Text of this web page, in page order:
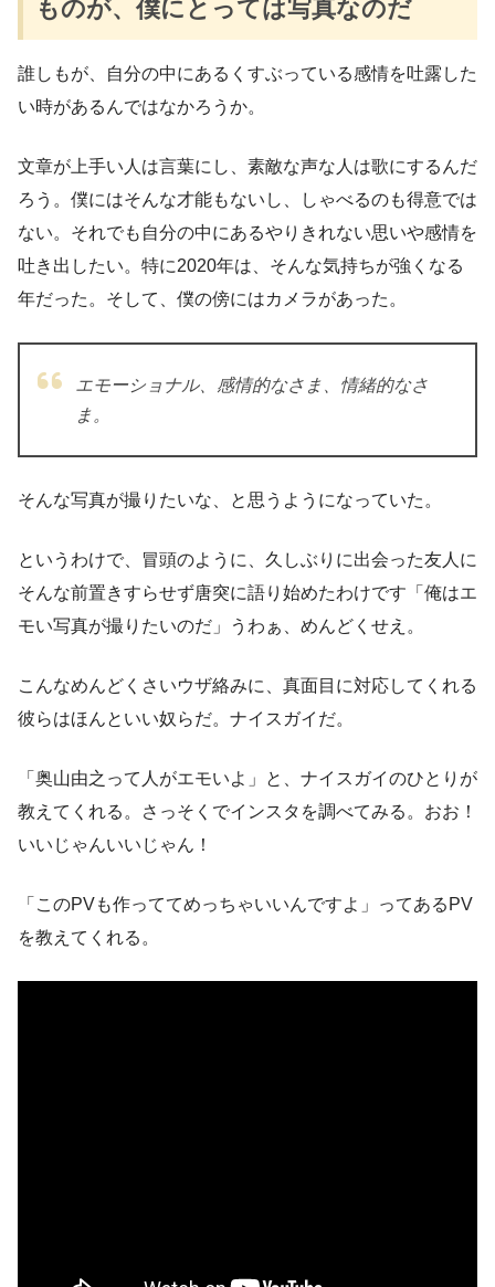
ものが、僕にとっては写真なのだ
誰しもが、自分の中にあるくすぶっている感情を吐露した
い時があるんではなかろうか。
文章が上手い人は言葉にし、素敵な声な人は歌にするんだ
ろう。僕にはそんな才能もないし、しゃべるのも得意では
ない。それでも自分の中にあるやりきれない思いや感情を
吐き出したい。特に2020年は、そんな気持ちが強くなる
年だった。そして、僕の傍にはカメラがあった。
エモーショナル、感情的なさま、情緒的なさ
ま。
そんな写真が撮りたいな、と思うようになっていた。
というわけで、冒頭のように、久しぶりに出会った友人に
そんな前置きすらせず唐突に語り始めたわけです「俺はエ
モい写真が撮りたいのだ」うわぁ、めんどくせえ。
こんなめんどくさいウザ絡みに、真面目に対応してくれる
彼らはほんといい奴らだ。ナイスガイだ。
「奥山由之って人がエモいよ」と、ナイスガイのひとりが
教えてくれる。さっそくでインスタを調べてみる。おお！
いいじゃんいいじゃん！
「このPVも作っててめっちゃいいんですよ」ってあるPV
を教えてくれる。